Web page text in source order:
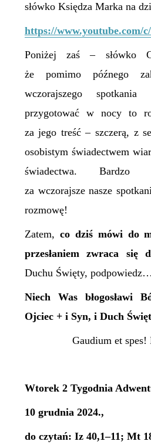
słówko Księdza Marka na
https://www.youtube.com/
Poniżej zaś – słówko
że pomimo późnego
wczorajszego
przygotować w nocy to
za jego treść – szczerą, z
osobistym świadectwem
świadectwa. Bardzo
za wczorajsze nasze
rozmowę!
Zatem, co dziś mówi do
przesłaniem zwraca się
Duchu Święty, podpowiedz…
Niech Was błogosławi
Ojciec + i Syn, i Duch
Gaudium et spes!
Wtorek 2 Tygodnia
10 grudnia 2024.,
do czytań: Iz 40,1–11; Mt